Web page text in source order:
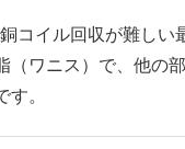
コイル回収が難しい
（ワニス）で、他の
す。